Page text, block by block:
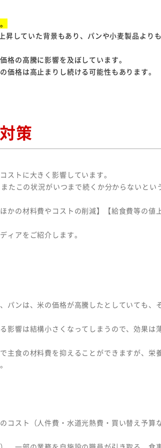
していた背景もあり、パンや小麦製品より
格の高騰に影響を及ぼしています。
格は高止まりし続ける可能性もあります。
策
ストに大きく影響しています。
たこの状況がいつまで続くか分からないとい
の材料費やコストの削減】【給食費等の値上
ィアをご紹介します。
パンは、米の価格が高騰したとしていても、
影響は結構小さくなってしまうので、効果は
主食の材料費を抑えることができますが、栄
スト（人件費・水道光熱費・買い替え予算な